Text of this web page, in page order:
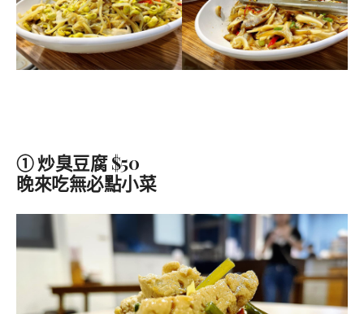
①炒臭豆腐 $50
晚來吃無必點小菜